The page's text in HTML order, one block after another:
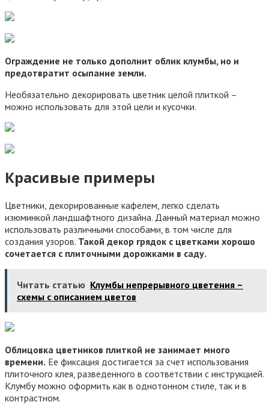
Ограждение не только дополнит облик клумбы, но и
предотвратит осыпание земли.
Необязательно декорировать цветник целой плиткой –
можно использовать для этой цели и кусочки.
Красивые примеры
Цветники, декорированные кафелем, легко сделать
изюминкой ландшафтного дизайна. Данный материал можно
использовать различными способами, в том числе для
создания узоров. Такой декор грядок с цветками хорошо
сочетается с плиточными дорожками в саду.
Читать статью Клумбы непрерывного цветения –
схемы с описанием цветов
Облицовка цветников плиткой не занимает много
времени. Ее фиксация достигается за счет использования
плиточного клея, разведенного в соответствии с инструкцией.
Клумбу можно оформить как в однотонном стиле, так и в
контрастном.